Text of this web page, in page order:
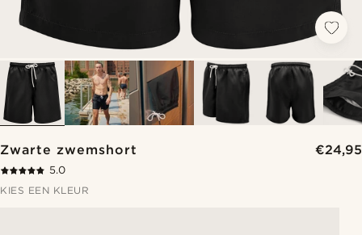
Zwarte zwemshort €24,95
5.0
KIES EEN KLEUR